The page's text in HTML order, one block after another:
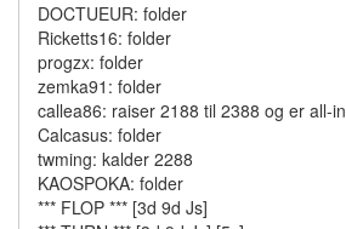
DOCTUEUR: folder
Ricketts16: folder
progzx: folder
zemka91: folder
callea86: raiser 2188 til 2388 og er all-in
Calcasus: folder
twming: kalder 2288
KAOSPOKA: folder
*** FLOP *** [3d 9d Js]